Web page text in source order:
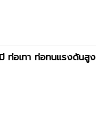
ท่อเทา ท่อทนแรงดันสูง